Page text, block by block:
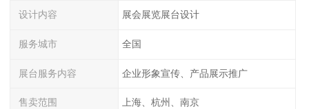
设计内容 展会展览展台设计
服务城市 全国
展台服务内容 企业形象宣传、产品展示推广
售卖范围 上海、杭州、南京